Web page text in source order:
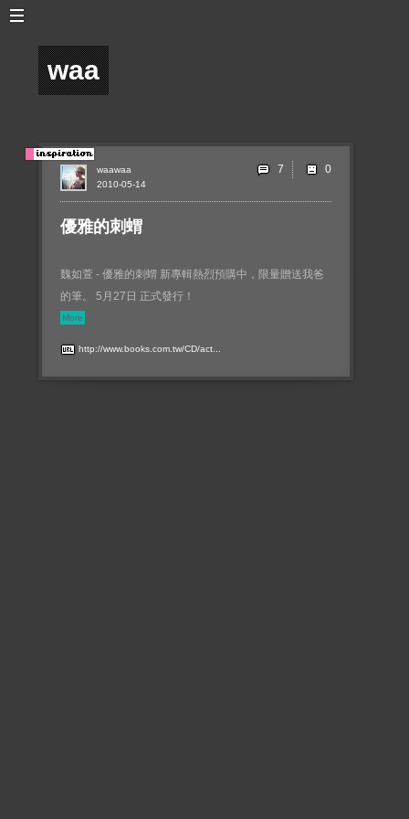
waa
優雅的刺蝟
魏如萱 - 優雅的刺蝟 新專輯熱烈預購中，限量贈送我爸
的筆。 5月27日 正式發行！
More
http://www.books.com.tw/CD/act...
2010-05-14
waawaa 7